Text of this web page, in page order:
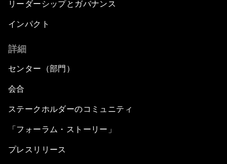
リーダーシップとガバナンス
インパクト
詳細
センター（部門）
会合
ステークホルダーのコミュニティ
「フォーラム・ストーリー」
プレスリリース